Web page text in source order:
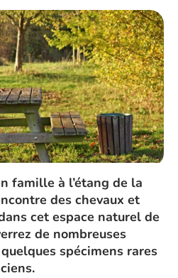
famille à l’étang de la
des chevaux et
cet espace naturel de
de nombreuses
spécimens rares